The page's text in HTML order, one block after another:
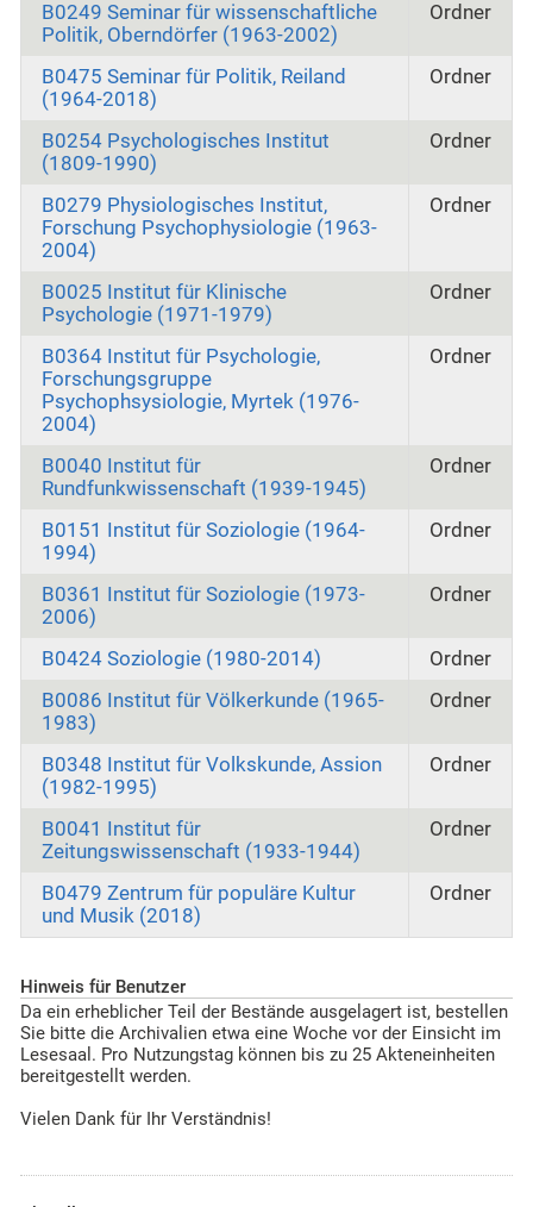
B0249 Seminar für wissenschaftliche
Politik, Oberndörfer (1963-2002)
Ordner
B0475 Seminar für Politik, Reiland
(1964-2018)
Ordner
B0254 Psychologisches Institut
(1809-1990)
Ordner
B0279 Physiologisches Institut,
Forschung Psychophysiologie (1963-
2004)
Ordner
B0025 Institut für Klinische
Psychologie (1971-1979)
Ordner
B0364 Institut für Psychologie,
Forschungsgruppe
Psychophsysiologie, Myrtek (1976-
2004)
Ordner
B0040 Institut für
Rundfunkwissenschaft (1939-1945)
Ordner
B0151 Institut für Soziologie (1964-
1994)
Ordner
B0361 Institut für Soziologie (1973-
2006)
Ordner
B0424 Soziologie (1980-2014)
Ordner
B0086 Institut für Völkerkunde (1965-
1983)
Ordner
B0348 Institut für Volkskunde, Assion
(1982-1995)
Ordner
B0041 Institut für
Zeitungswissenschaft (1933-1944)
Ordner
B0479 Zentrum für populäre Kultur
und Musik (2018)
Ordner
Hinweis für Benutzer
Da ein erheblicher Teil der Bestände ausgelagert ist, bestellen
Sie bitte die Archivalien etwa eine Woche vor der Einsicht im
Lesesaal. Pro Nutzungstag können bis zu 25 Akteneinheiten
bereitgestellt werden.
Vielen Dank für Ihr Verständnis!